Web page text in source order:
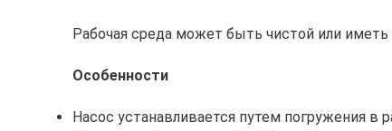
Рабочая среда может быть чистой или
Особенности
Насос устанавливается путем погружения